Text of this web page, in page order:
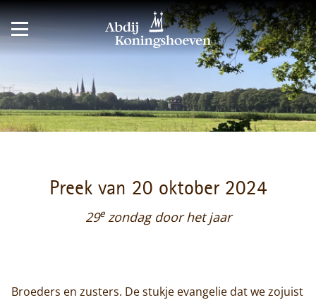
Preek van 20 oktober 2024
29e zondag door het jaar
Broeders en zusters. De stukje evangelie dat we zojuist